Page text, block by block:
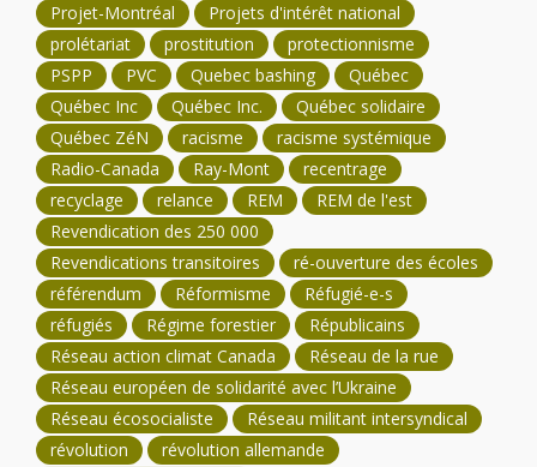
Projet-Montréal
Projets d'intérêt national
prolétariat
prostitution
protectionnisme
PSPP
PVC Quebec bashing
Québec
Québec Inc
Québec Inc.
Québec solidaire
Québec ZéN
racisme
racisme systémique
Radio-Canada
Ray-Mont
recentrage
recyclage
relance REM
REM de l'est
Revendication des 250 000
Revendications transitoires
ré-ouverture des écoles
référendum
Réformisme
Réfugié-e-s
réfugiés
Régime forestier
Républicains
Réseau action climat Canada
Réseau de la rue
Réseau européen de solidarité avec l’Ukraine
Réseau écosocialiste
Réseau militant intersyndical
révolution
révolution allemande